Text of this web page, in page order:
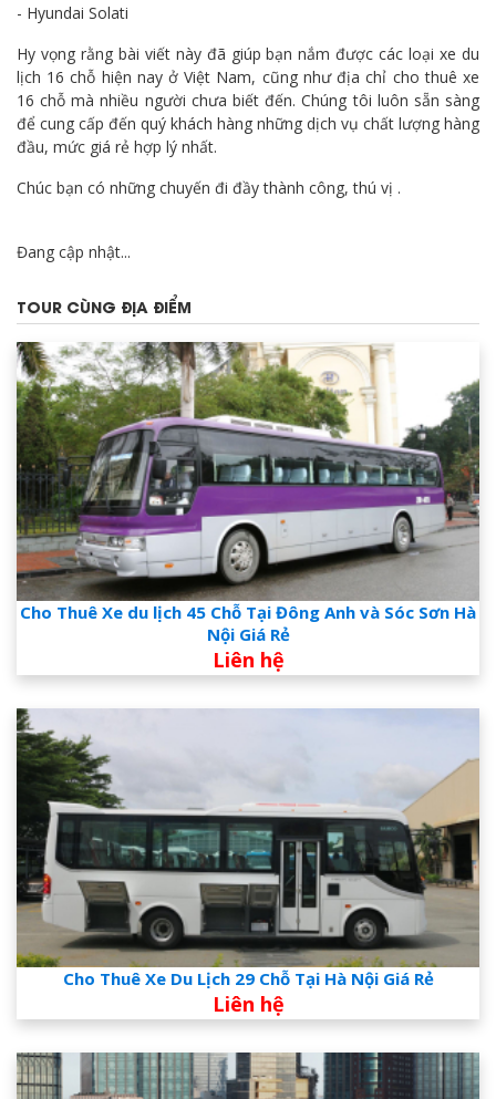
- Hyundai Solati
Hy vọng rằng bài viết này đã giúp bạn nắm được các loại xe du
lịch 16 chỗ hiện nay ở Việt Nam, cũng như địa chỉ cho thuê xe
16 chỗ mà nhiều người chưa biết đến. Chúng tôi luôn sẵn sàng
để cung cấp đến quý khách hàng những dịch vụ chất lượng hàng
đầu, mức giá rẻ hợp lý nhất.
Chúc bạn có những chuyến đi đầy thành công, thú vị .
Đang cập nhật...
TOUR CÙNG ĐỊA ĐIỂM
Cho Thuê Xe du lịch 45 Chỗ Tại Đông Anh và Sóc Sơn Hà
Nội Giá Rẻ
Liên hệ
Cho Thuê Xe Du Lịch 29 Chỗ Tại Hà Nội Giá Rẻ
Liên hệ